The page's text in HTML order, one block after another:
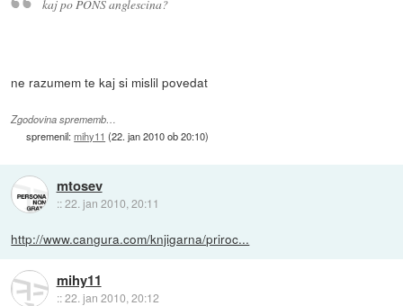
kaj po PONS anglescina?
ne razumem te kaj si mislil povedat
Zgodovina sprememb…
spremenil:mihy11 (22. jan 2010 ob 20:10)
mtosev
::22. jan 2010, 20:11
http://www.cangura.com/knjigarna/priroc...
mihy11
::22. jan 2010, 20:12